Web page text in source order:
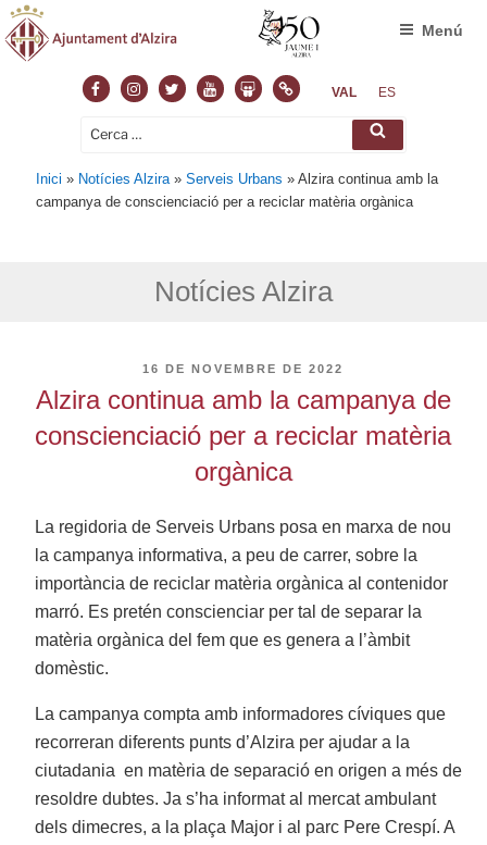
FacebookInstagram
TwitterYoutubeSlideshare
NormasVAL ES
Cerca: Cerca
Menú
Inici » Notícies Alzira »Serveis Urbans »Alzira continua amb la
campanya de conscienciació per a reciclar matèria orgànica
Notícies Alzira
PUBLICAT
16 DE NOVEMBRE DE 2022
Alzira continua amb la campanya de
conscienciació per a reciclar matèria
orgànica
La regidoria de Serveis Urbans posa en marxa de nou
la campanya informativa, a peu de carrer, sobre la
importància de reciclar matèria orgànica al contenidor
marró. Es pretén conscienciar per tal de separar la
matèria orgànica del fem que es genera a l’àmbit
domèstic.
La campanya compta amb informadores cíviques que
recorreran diferents punts d’Alzira per ajudar a la
ciutadania en matèria de separació en origen a més de
resoldre dubtes. Ja s’ha informat al mercat ambulant
dels dimecres, a la plaça Major i al parc Pere Crespí. A